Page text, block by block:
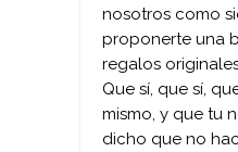
nosotros como
proponerte una
regalos
Que sí, que sí,
mismo, y que tu
dicho que no